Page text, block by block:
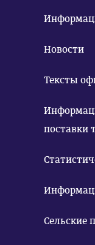
Новости
Тексты
поставки
Сельские